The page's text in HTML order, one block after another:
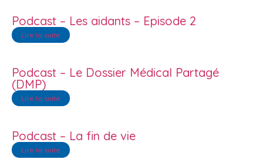
Podcast – Les aidants – Episode 2
Lire la suite
Podcast – Le Dossier Médical Partagé
(DMP)
Lire la suite
Podcast – La fin de vie
Lire la suite